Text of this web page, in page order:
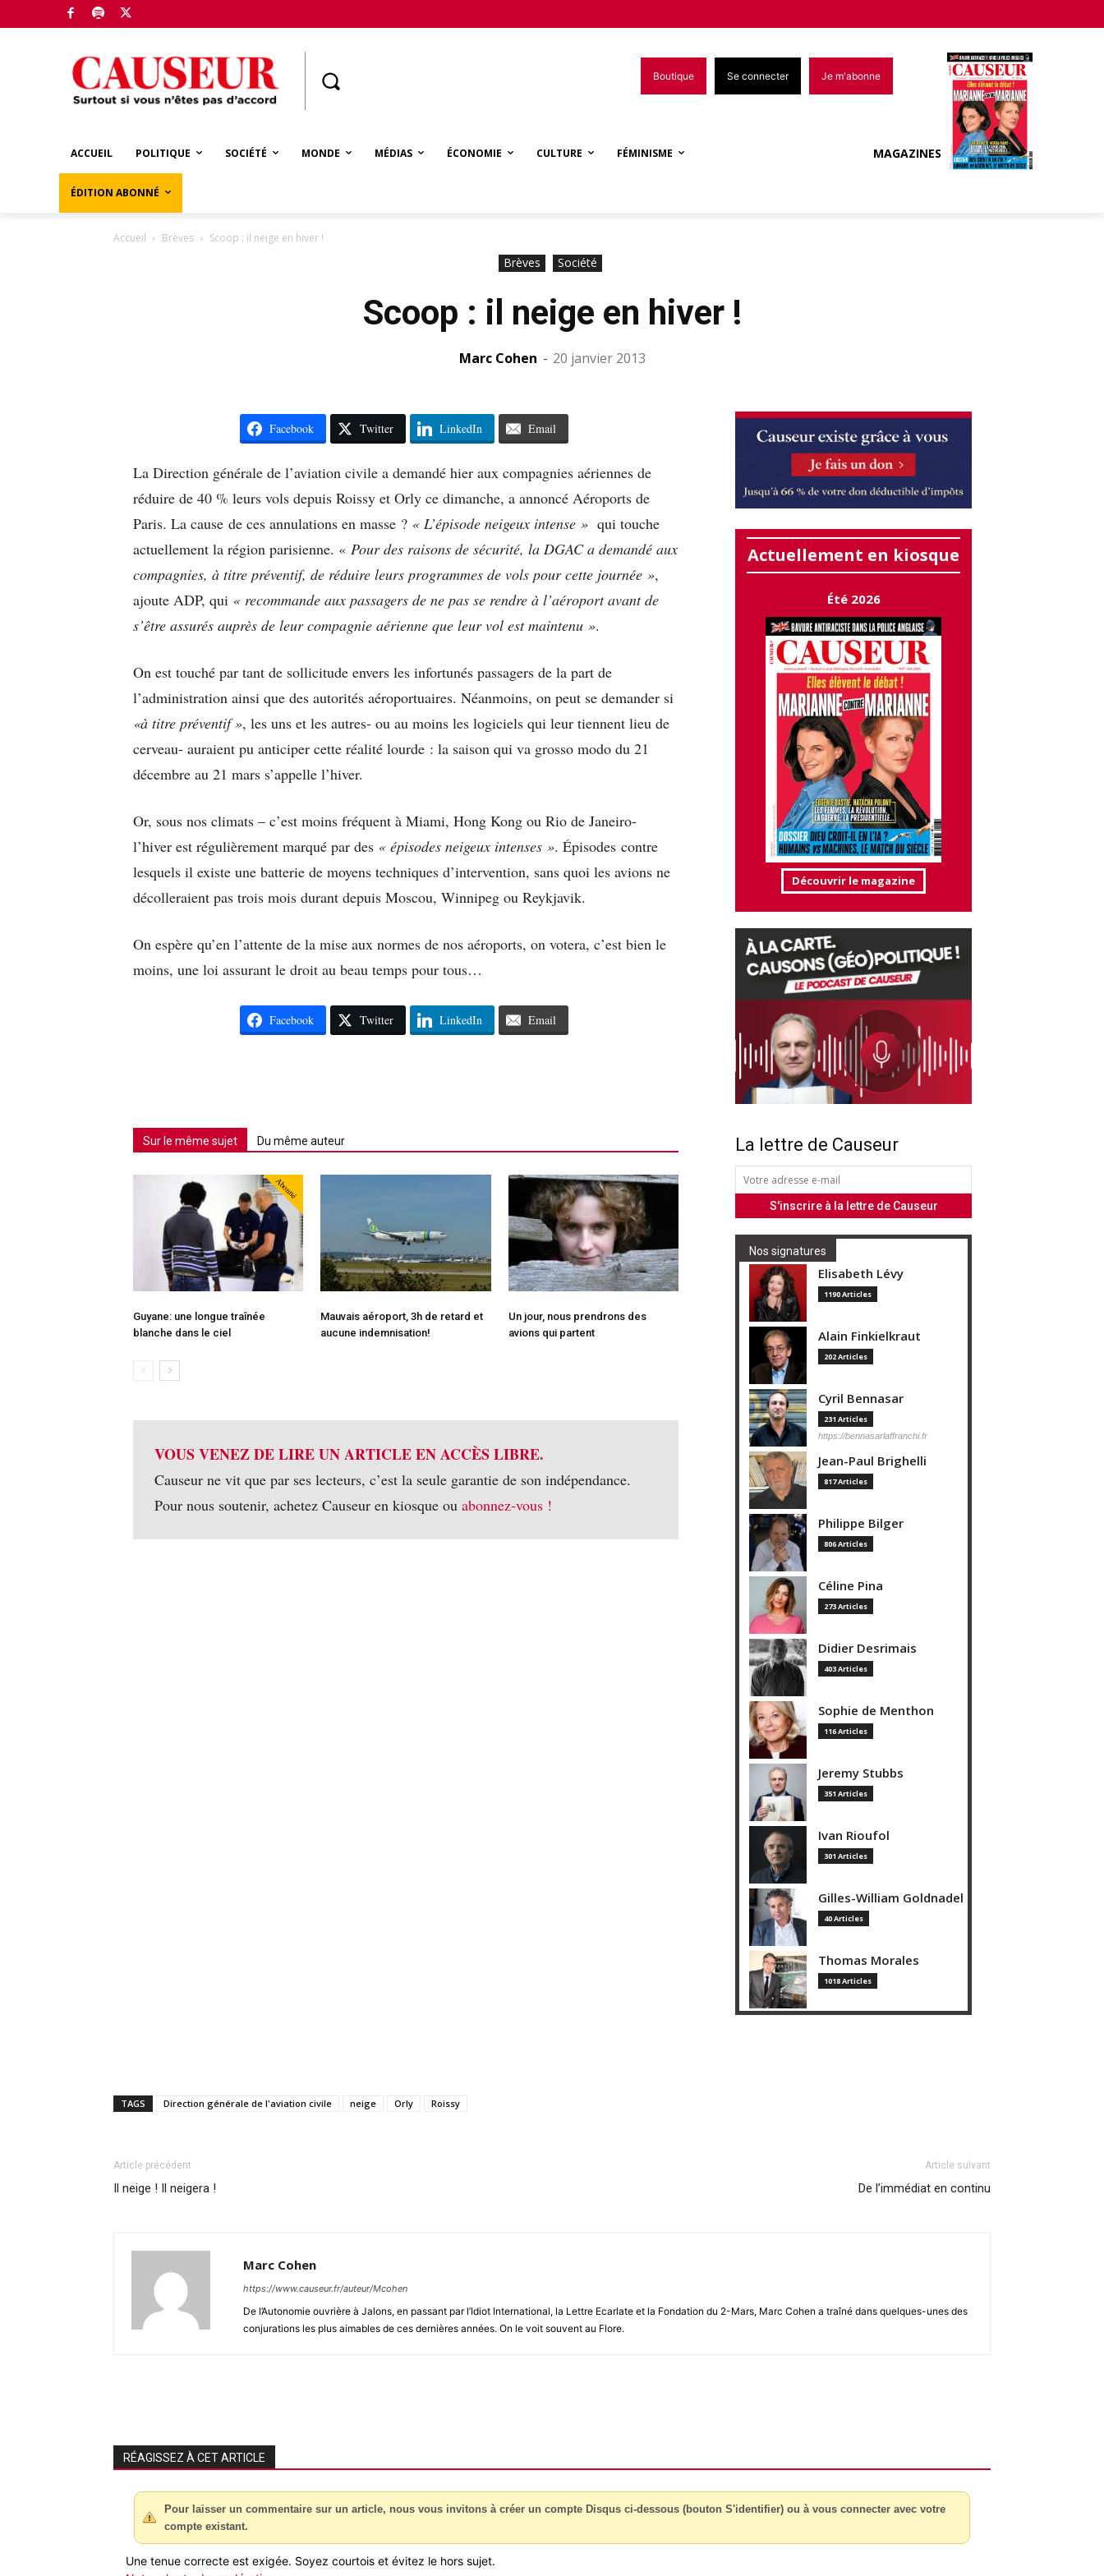
Boutique Se connecter Je m'abonne
ACCUEIL POLITIQUE SOCIÉTÉ MONDE MÉDIAS ÉCONOMIE CULTURE FÉMINISME
ÉDITION ABONNÉ
MAGAZINES
Accueil Brèves Scoop : il neige en hiver !
Brèves Société
Scoop : il neige en hiver !
Marc Cohen - 20 janvier 2013
Facebook Twitter LinkedIn Email
La Direction générale de l’aviation civile a demandé hier aux compagnies aériennes de
réduire de 40 % leurs vols depuis Roissy et Orly ce dimanche, a annoncé Aéroports de
Paris. La cause de ces annulations en masse ? « L’épisode neigeux intense » qui touche
actuellement la région parisienne. « Pour des raisons de sécurité, la DGAC a demandé aux
compagnies, à titre préventif, de réduire leurs programmes de vols pour cette journée »,
ajoute ADP, qui « recommande aux passagers de ne pas se rendre à l’aéroport avant de
s’être assurés auprès de leur compagnie aérienne que leur vol est maintenu ».
On est touché par tant de sollicitude envers les infortunés passagers de la part de
l’administration ainsi que des autorités aéroportuaires. Néanmoins, on peut se demander si
«à titre préventif », les uns et les autres- ou au moins les logiciels qui leur tiennent lieu de
cerveau- auraient pu anticiper cette réalité lourde : la saison qui va grosso modo du 21
décembre au 21 mars s’appelle l’hiver.
Or, sous nos climats – c’est moins fréquent à Miami, Hong Kong ou Rio de Janeiro-
l’hiver est régulièrement marqué par des « épisodes neigeux intenses ». Épisodes contre
lesquels il existe une batterie de moyens techniques d’intervention, sans quoi les avions ne
décolleraient pas trois mois durant depuis Moscou, Winnipeg ou Reykjavik.
On espère qu’en l’attente de la mise aux normes de nos aéroports, on votera, c’est bien le
moins, une loi assurant le droit au beau temps pour tous…
Facebook Twitter LinkedIn Email
Sur le même sujet Du même auteur
Abonné
Guyane: une longue traînée
blanche dans le ciel
Mauvais aéroport, 3h de retard et
aucune indemnisation!
Un jour, nous prendrons des
avions qui partent
VOUS VENEZ DE LIRE UN ARTICLE EN ACCÈS LIBRE.
Causeur ne vit que par ses lecteurs, c’est la seule garantie de son indépendance.
Pour nous soutenir, achetez Causeur en kiosque ou abonnez-vous !
Actuellement en kiosque
Été 2026
Découvrir le magazine
La lettre de Causeur
Nos signatures
Elisabeth Lévy
1190 Articles
Alain Finkielkraut
202 Articles
Cyril Bennasar
231 Articles
https://bennasarlaffranchi.fr
Jean-Paul Brighelli
817 Articles
Philippe Bilger
806 Articles
Céline Pina
273 Articles
Didier Desrimais
403 Articles
Sophie de Menthon
116 Articles
Jeremy Stubbs
351 Articles
Ivan Rioufol
301 Articles
Gilles-William Goldnadel
40 Articles
Thomas Morales
1018 Articles
TAGS Direction générale de l'aviation civile neige Orly Roissy
Article précédent
Il neige ! Il neigera !
Article suivant
De l’immédiat en continu
Marc Cohen
https://www.causeur.fr/auteur/Mcohen
De l’Autonomie ouvrière à Jalons, en passant par l’Idiot International, la Lettre Ecarlate et la Fondation du 2-Mars, Marc Cohen a traîné dans quelques-unes des
conjurations les plus aimables de ces dernières années. On le voit souvent au Flore.
RÉAGISSEZ À CET ARTICLE
Pour laisser un commentaire sur un article, nous vous invitons à créer un compte Disqus ci-dessous (bouton S'identifier) ou à vous connecter avec votre
compte existant.
Une tenue correcte est exigée. Soyez courtois et évitez le hors sujet.